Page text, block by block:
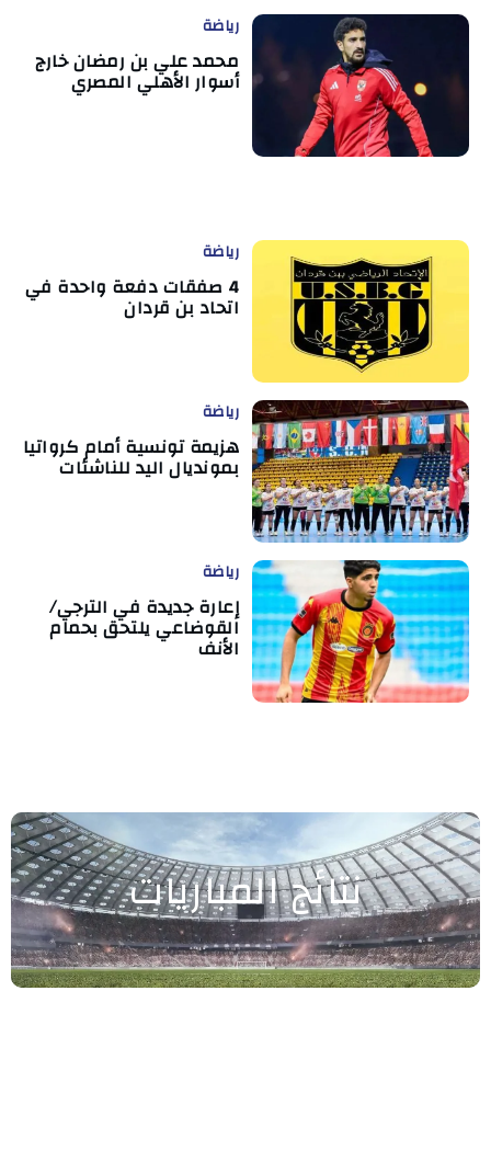
رياضة
محمد علي بن رمضان خارج
أسوار الأهلي المصري
رياضة
4 صفقات دفعة واحدة في
اتحاد بن قردان
رياضة
هزيمة تونسية أمام كرواتيا
بمونديال اليد للناشئات
رياضة
إعارة جديدة في الترجي/
القوضاعي يلتحق بحمام
الأنف
نتائج المباريات